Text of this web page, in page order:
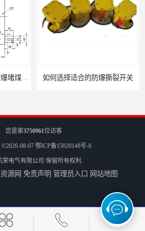
GHLJ-I‌有色金属冶炼防爆堵煤开关的应用 如何选择适合的防爆撕裂开关
HQJK-A型B型系列皮带速度监控仪
您是第3750961位访客
08-07 鄂ICP备15020148号-8
荣电气有限公司 保留所有权利.
源网 免责声明 管理员入口 网站地图